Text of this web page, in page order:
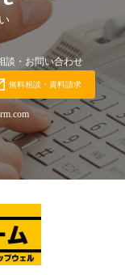
談・お問い合わせ
無料相談・資料請求